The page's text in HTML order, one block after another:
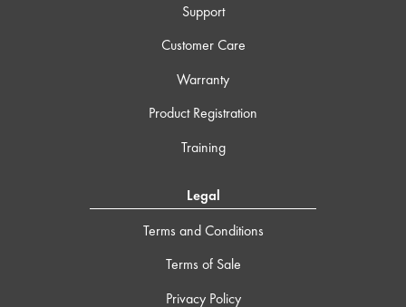
Support
Customer Care
Warranty
Product Registration
Training
Legal
Terms and Conditions
Terms of Sale
Privacy Policy